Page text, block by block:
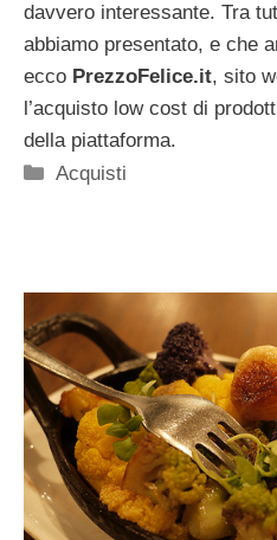
davvero interessante. Tra
abbiamo presentato, e che
ecco PrezzoFelice.it, sito
l’acquisto low cost di
della piattaforma.
Categorie
Acquisti